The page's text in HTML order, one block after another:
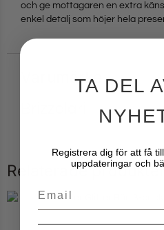
och ge mottagaren en extra
enkel detalj som höjer hela
Varumärke
Relaterade
TA DEL
Registrera dig för att få
uppdateringar och
Email